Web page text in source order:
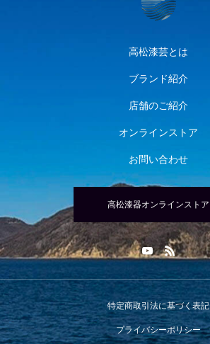
高松漆芸とは
ブランド紹介
店舗のご紹介
オンラインストア
お問い合わせ
高松漆器オンラインストア
特定商取引法に基づく表記
プライバシーポリシー